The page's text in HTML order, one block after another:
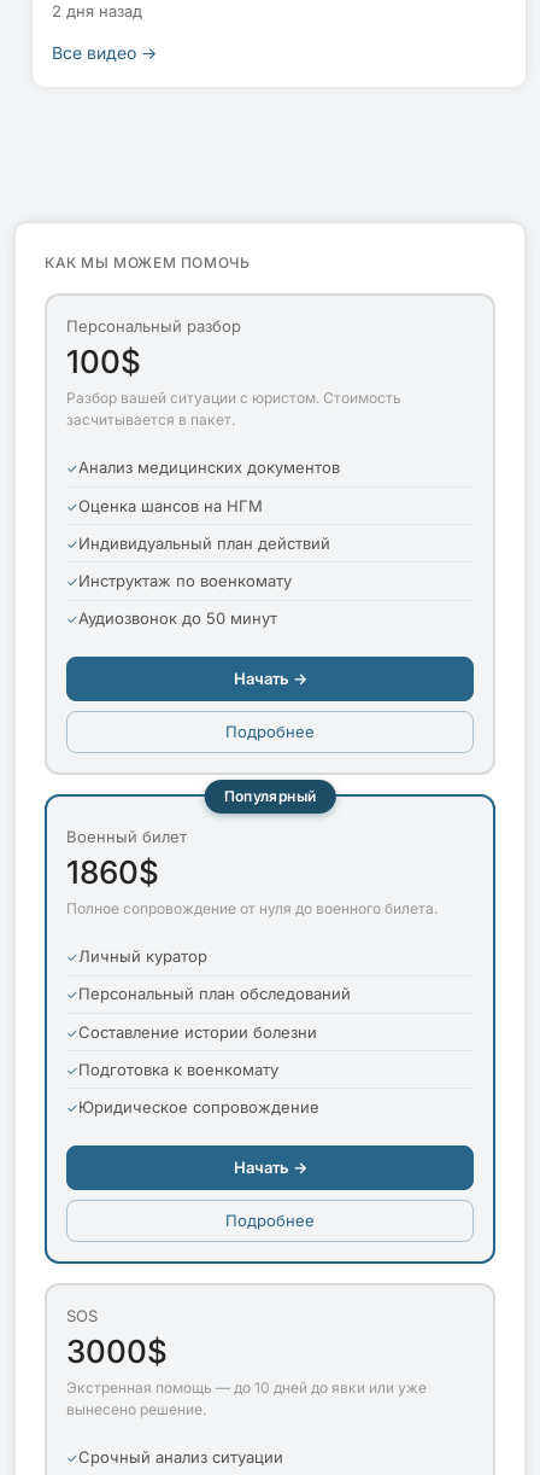
2 дня назад
Все видео →
КАК МЫ МОЖЕМ ПОМОЧЬ
Персональный разбор
100$
Разбор вашей ситуации с юристом. Стоимость
засчитывается в пакет.
Анализ медицинских документов
Оценка шансов на НГМ
Индивидуальный план действий
Инструктаж по военкомату
Аудиозвонок до 50 минут
Начать →
Подробнее
Популярный
Военный билет
1860$
Полное сопровождение от нуля до военного билета.
Личный куратор
Персональный план обследований
Составление истории болезни
Подготовка к военкомату
Юридическое сопровождение
Начать →
Подробнее
SOS
3000$
Экстренная помощь — до 10 дней до явки или уже
вынесено решение.
Срочный анализ ситуации